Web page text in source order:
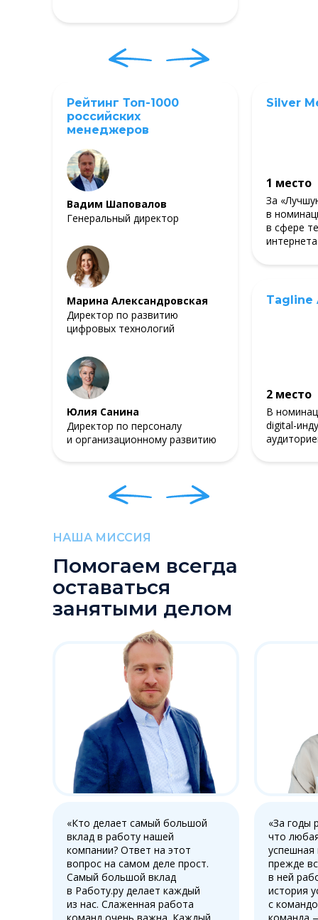
Silver
1 место
За
в
в сфере
Рейтинг Топ-1000
российских
менеджеров
Вадим Шаповалов
Генеральный директор
Марина Александровская
Директор по развитию
цифровых технологий
Юлия Санина
Директор по персоналу
и организационному развитию
Tagline
2 место
В
digital-
НАША МИССИЯ
Помогаем всегда
оставаться
занятыми делом
«Кто делает самый большой
вклад в работу нашей
компании? Ответ на этот
вопрос на самом деле прост.
Самый большой вклад
в Работу.ру делает каждый
из нас. Слаженная работа
«За годы
что
прежде
в ней
история
с